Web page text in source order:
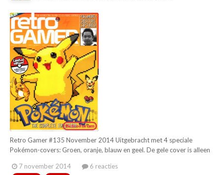
Retro Gamer #135 November 2014 Uitgebracht met 4 speciale
Pokémon-covers: Groen, oranje, blauw en geel. De gele cover is alleen
op de voorzijde. Met deze maand: The evolution of Pokémon The
7 november 2014 6 reacties